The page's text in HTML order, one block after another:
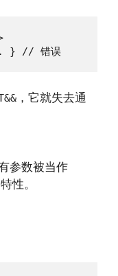
} // 错误
，它就失去通
参数被当作
性。